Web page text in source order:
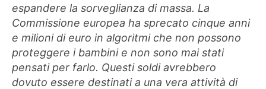
espandere la sorveglianza di massa. La
Commissione europea ha sprecato cinque anni
e milioni di euro in algoritmi che non possono
proteggere i bambini e non sono mai stati
pensati per farlo. Questi soldi avrebbero
dovuto essere destinati a una vera attività di